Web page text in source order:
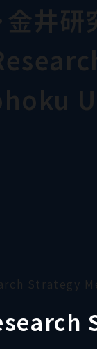
井研
Strategy